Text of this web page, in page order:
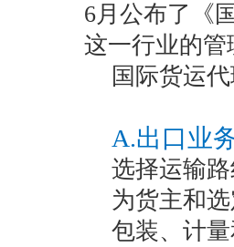
6月公布了《
这一行业的管
国际货运
A.出口业
选择运输
为货主和
包装、计